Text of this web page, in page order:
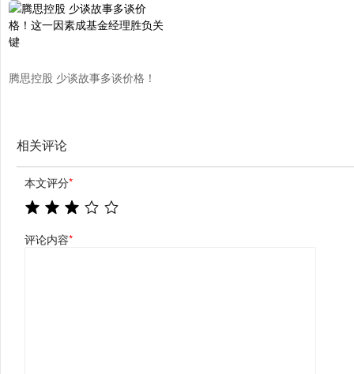
腾思控股 少谈故事多谈价格！
相关评论
本文评分*
评论内容*